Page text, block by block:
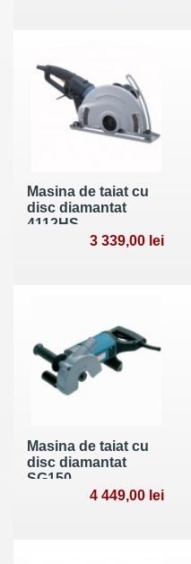
Masina de taiat cu
disc diamantat
4112HS
3 339,00 lei
Masina de taiat cu
disc diamantat
SG150
4 449,00 lei